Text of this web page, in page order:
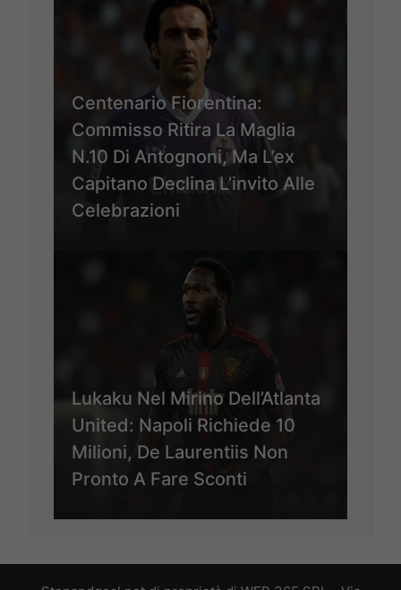
Centenario Fiorentina:
Commisso Ritira La Maglia
N.10 Di Antognoni, Ma L’ex
Capitano Declina L’invito Alle
Celebrazioni
Lukaku Nel Mirino Dell’Atlanta
United: Napoli Richiede 10
Milioni, De Laurentiis Non
Pronto A Fare Sconti